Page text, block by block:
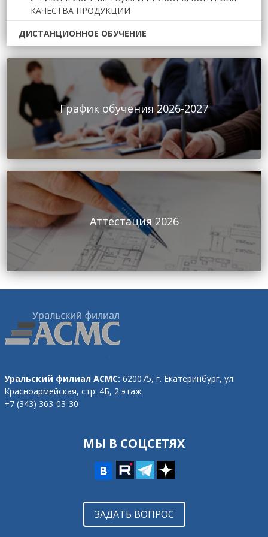
КАЧЕСТВА ПРОДУКЦИИ
ДИСТАНЦИОННОЕ ОБУЧЕНИЕ
График обучения 2026-2027
Аттестация 2026
Уральский филиал АСМС: 620075, г. Екатеринбург, ул.
Красноармейская, стр. 4Б, 2 этаж
+7 (343) 363-03-30
МЫ В СОЦСЕТЯХ
ЗАДАТЬ ВОПРОС